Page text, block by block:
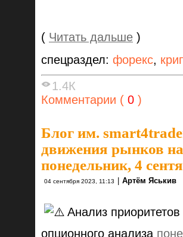
( Читать дальше )
спецраздел: форекс,
1.4К
Комментарии ( 0 )
Блог им.
движения рынков
понедельник, 4
04 сентября 2023, 11:13 Артём Яськив
Анализ
опционного анализа